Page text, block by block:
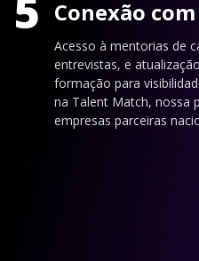
Conexão
Acesso à mentorias de
entrevistas, e
formação para
na Talent Match, nossa
empresas parceiras